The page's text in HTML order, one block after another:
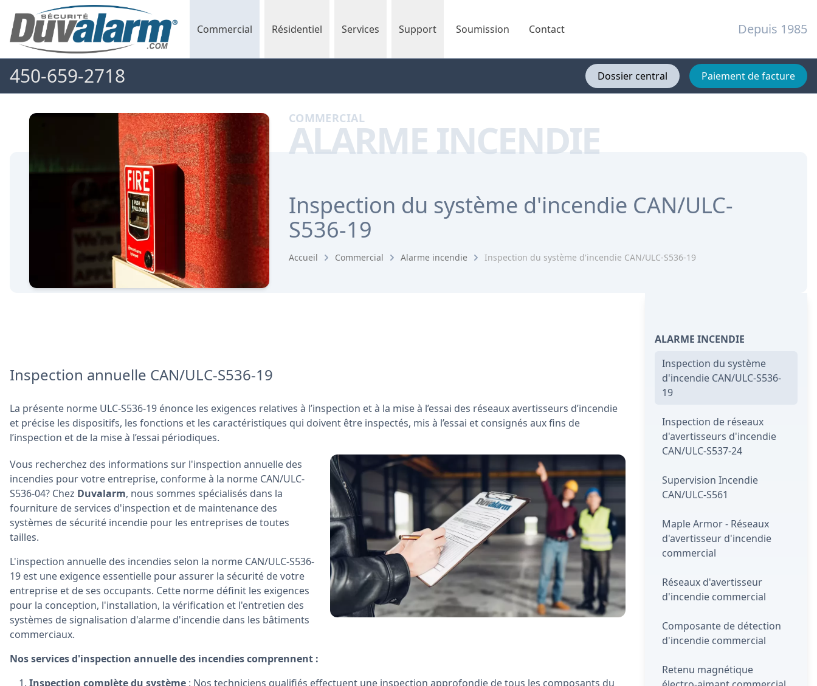
Commercial Résidentiel Services Support Soumission Contact Depuis 1985
450-659-2718 Dossier central Paiement de facture
COMMERCIAL
ALARME INCENDIE
Inspection du système d'incendie CAN/ULC-
S536-19
Accueil Commercial Alarme incendie Inspection du système d'incendie CAN/ULC-S536-19
Inspection annuelle CAN/ULC-S536-19
La présente norme ULC-S536-19 énonce les exigences relatives à l’inspection et à la mise à l’essai des réseaux avertisseurs d’incendie
et précise les dispositifs, les fonctions et les caractéristiques qui doivent être inspectés, mis à l’essai et consignés aux fins de
l’inspection et de la mise à l’essai périodiques.
Vous recherchez des informations sur l'inspection annuelle des
incendies pour votre entreprise, conforme à la norme CAN/ULC-
S536-04? Chez Duvalarm, nous sommes spécialisés dans la
fourniture de services d'inspection et de maintenance des
systèmes de sécurité incendie pour les entreprises de toutes
tailles.
L'inspection annuelle des incendies selon la norme CAN/ULC-S536-
19 est une exigence essentielle pour assurer la sécurité de votre
entreprise et de ses occupants. Cette norme définit les exigences
pour la conception, l'installation, la vérification et l'entretien des
systèmes de signalisation d'alarme d'incendie dans les bâtiments
commerciaux.
Nos services d'inspection annuelle des incendies comprennent :
Inspection complète du système : Nos techniciens qualifiés effectuent une inspection approfondie de tous les composants du
ALARME INCENDIE
Inspection du système
d'incendie CAN/ULC-S536-
19
Inspection de réseaux
d'avertisseurs d'incendie
CAN/ULC-S537-24
Supervision Incendie
CAN/ULC-S561
Maple Armor - Réseaux
d'avertisseur d'incendie
commercial
Réseaux d'avertisseur
d'incendie commercial
Composante de détection
d'incendie commercial
Retenu magnétique